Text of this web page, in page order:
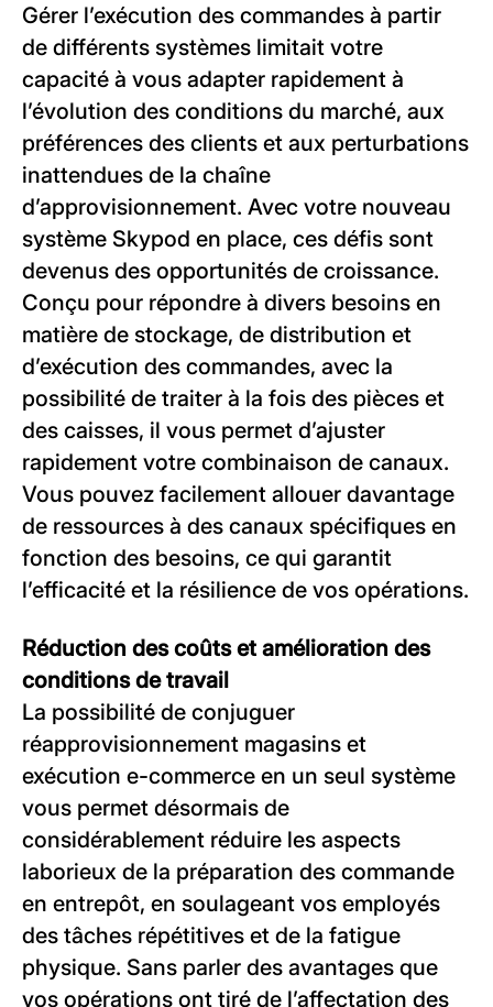
Gérer l’exécution des commandes à partir
de différents systèmes limitait votre
capacité à vous adapter rapidement à
l’évolution des conditions du marché, aux
préférences des clients et aux perturbations
inattendues de la chaîne
d’approvisionnement. Avec votre nouveau
système Skypod en place, ces défis sont
devenus des opportunités de croissance.
Conçu pour répondre à divers besoins en
matière de stockage, de distribution et
d’exécution des commandes, avec la
possibilité de traiter à la fois des pièces et
des caisses, il vous permet d’ajuster
rapidement votre combinaison de canaux.
Vous pouvez facilement allouer davantage
de ressources à des canaux spécifiques en
fonction des besoins, ce qui garantit
l’efficacité et la résilience de vos opérations.
Réduction des coûts et amélioration des
conditions de travail
La possibilité de conjuguer
réapprovisionnement magasins et
exécution e-commerce en un seul système
vous permet désormais de
considérablement réduire les aspects
laborieux de la préparation des commande
en entrepôt, en soulageant vos employés
des tâches répétitives et de la fatigue
physique. Sans parler des avantages que
vos opérations ont tiré de l’affectation des